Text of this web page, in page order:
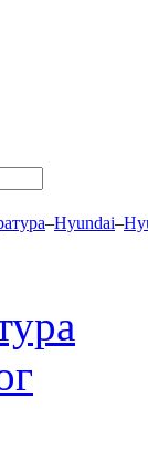
–Hyundai–